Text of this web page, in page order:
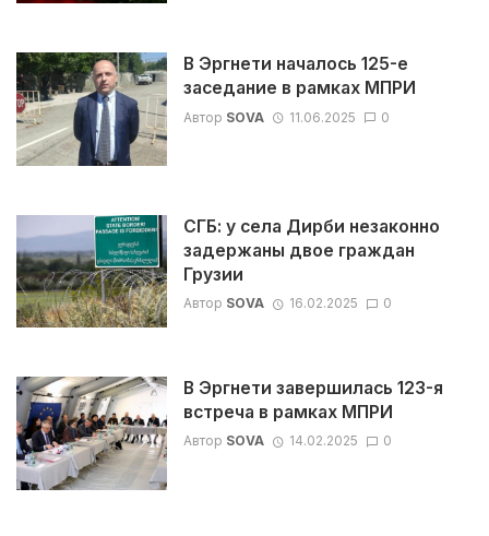
В Эргнети началось 125-е
заседание в рамках МПРИ
Автор SOVA 11.06.2025 0
СГБ: у села Дирби незаконно
задержаны двое граждан
Грузии
Автор SOVA 16.02.2025 0
В Эргнети завершилась 123-я
встреча в рамках МПРИ
Автор SOVA 14.02.2025 0